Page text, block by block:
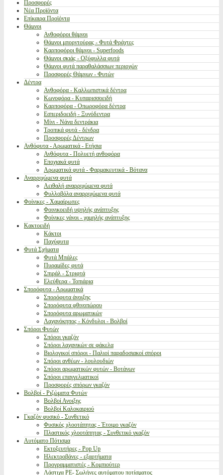
Προσφορές
Νέα Προϊόντα
Επίκαιρα Προϊόντα
Θάμνοι
Ανθοφόροι θάμνοι
Θάμνοι μπορντούρας - Φυτά Φράχτες
Καρποφόροι θάμνοι - Superfoods
Θάμνοι σκιάς - Οξύφυλλα φυτά
Θάμνοι φυτά παραθαλάσσιων περιοχών
Προσφορές Θάμνων - Φυτών
Δέντρα
Ανθοφόρα - Καλλωπιστικά δέντρα
Κωνοφόρα - Κυπαρισσοειδή
Καρποφόρα - Οπωροφόρα δέντρα
Εσπεριδοειδή - Ξυνόδεντρα
Μίνι - Νάνα δεντράκια
Τροπικά φυτά - δένδρα
Προσφορές Δέντρων
Ανθόφυτα - Αρωματικά - Ετήσια
Ανθόφυτα - Πολυετή ανθοφόρα
Εποχιακά φυτά
Αρωματικά φυτά - Φαρμακευτικά - Βότανα
Αναρριχώμενα φυτά
Αειθαλή αναρριχώμενα φυτά
Φυλλοβόλα αναρριχώμενα φυτά
Φοίνικες - Χαμαίρωπες
Φοινικοειδή υψηλής ανάπτυξης
Φοίνικες νάνοι - χαμηλής ανάπτυξης
Κακτοειδή
Κάκτοι
Παχύφυτα
Φυτά Σχήματα
Φυτά Μπάλες
Πυραμίδες φυτά
Σπιράλ - Στριφτά
Ελεύθερα - Τοπιάρια
Σπορόφυτα - Αρωματικά
Σπορόφυτα άνοιξης
Σπορόφυτα φθινοπώρου
Σπορόφυτα αρωματικών
Λαχανόκηπος - Κόνδυλοι - Βολβοί
Σπόροι Φυτών
Σπόροι γκαζόν
Σπόροι λαχανικών σε φάκελα
Βιολογικοί σπόροι - Παλιοί παραδοσιακοί σπόροι
Σπόροι ανθέων - λουλουδιών
Σπόροι αρωματικών φυτών - Βοτάνων
Σπόροι επαγγελματικοί
Προσφορές σπόρων γκαζόν
Βολβοί - Ριζώματα Φυτών
Βολβοί Ανοιξης
Βολβοί Καλοκαιριού
Γκαζόν φυσικό - Συνθετικό
Φυσικός χλοοτάπητας - Έτοιμο γκαζόν
Πλαστικός χλοοτάπητας - Συνθετικό γκαζόν
Αυτόματο Πότισμα
Εκτοξευτήρες - Pop Up
Ηλεκτροβάνες - εξαρτήματα
Προγραμματιστές - Κομπιούτερ
Λάστιχα PE- Σωλήνες αυτόματου ποτίσματος